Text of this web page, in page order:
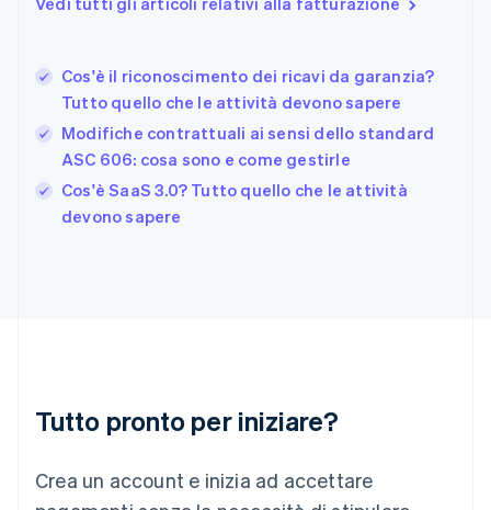
Cos'è il riconoscimento dei ricavi da garanzia?
Tutto quello che le attività devono sapere
Modifiche contrattuali ai sensi dello standard
ASC 606: cosa sono e come gestirle
Cos'è SaaS 3.0? Tutto quello che le attività
devono sapere
Tutto pronto per iniziare?
Crea un account e inizia ad accettare
FrançaisEnglish
Giappone
日本語English
English
Grecia
English
India
Lituania
Lussemburgo
Deutsch English